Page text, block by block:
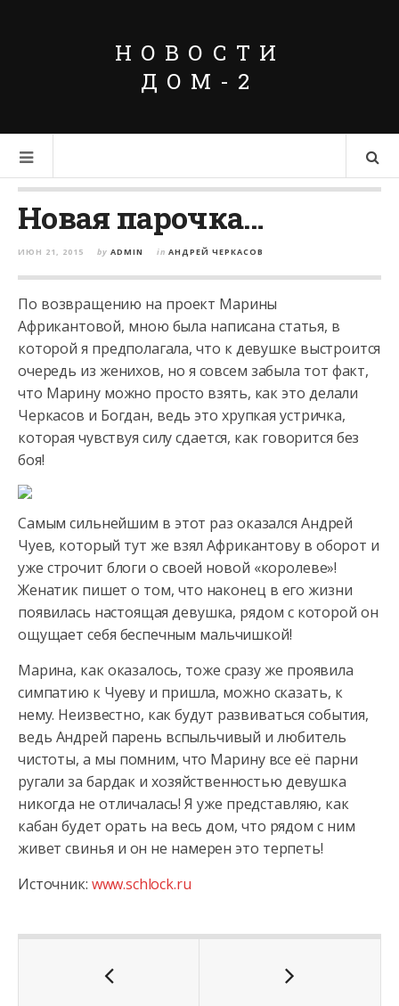
НОВОСТИ
ДОМ-2
Новая парочка…
ИЮН 21, 2015 by ADMIN in АНДРЕЙ ЧЕРКАСОВ
По возвращению на проект Марины
Африкантовой, мною была написана статья, в
которой я предполагала, что к девушке выстроится
очередь из женихов, но я совсем забыла тот факт,
что Марину можно просто взять, как это делали
Черкасов и Богдан, ведь это хрупкая устричка,
которая чувствуя силу сдается, как говорится без
боя!
Самым сильнейшим в этот раз оказался Андрей
Чуев, который тут же взял Африкантову в оборот и
уже строчит блоги о своей новой «королеве»!
Женатик пишет о том, что наконец в его жизни
появилась настоящая девушка, рядом с которой он
ощущает себя беспечным мальчишкой!
Марина, как оказалось, тоже сразу же проявила
симпатию к Чуеву и пришла, можно сказать, к
нему. Неизвестно, как будут развиваться события,
ведь Андрей парень вспыльчивый и любитель
чистоты, а мы помним, что Марину все её парни
ругали за бардак и хозяйственностью девушка
никогда не отличалась! Я уже представляю, как
кабан будет орать на весь дом, что рядом с ним
живет свинья и он не намерен это терпеть!
Источник: www.schlock.ru